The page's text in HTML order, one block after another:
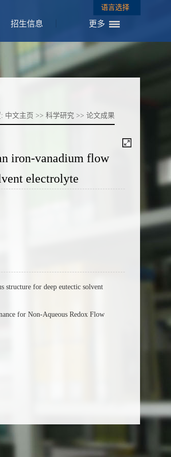
语言选择
招生信息 更多
中文主页 >> 科学研究 >> 论文成果
iron-vanadium flow
electrolyte
structure for deep eutectic solvent
for Non-Aqueous Redox Flow